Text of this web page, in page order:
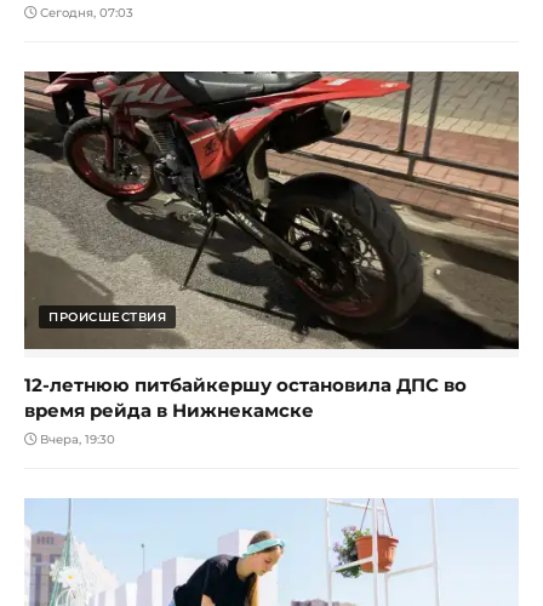
Сегодня, 07:03
ПРОИСШЕСТВИЯ
12-летнюю питбайкершу остановила ДПС во
время рейда в Нижнекамске
Вчера, 19:30